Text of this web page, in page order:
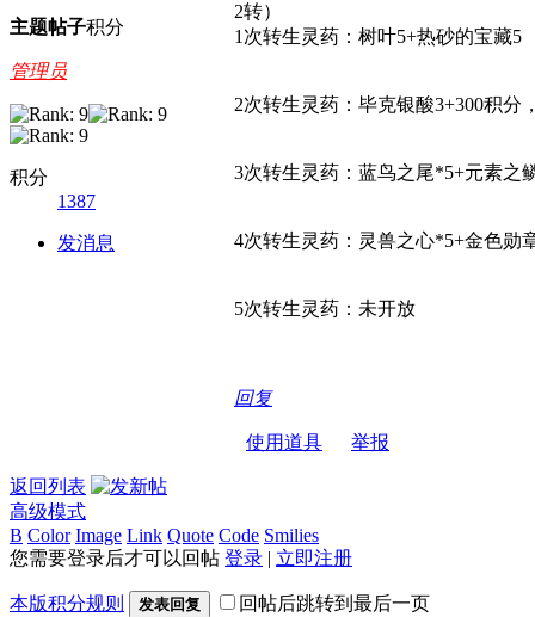
主题帖子积分
管理员
积分
1387
发消息
2转）
1次转生灵药：树叶5+热砂的宝藏5
2次转生灵药：毕克银酸3+300积分
3次转生灵药：蓝鸟之尾*5+元素之
4次转生灵药：灵兽之心*5+金色勋
5次转生灵药：未开放
回复
使用道具 举报
返回列表
高级模式
B Color Image Link Quote Code Smilies
您需要登录后才可以回帖 登录 | 立即注册
本版积分规则 发表回复 回帖后跳转到最后一页